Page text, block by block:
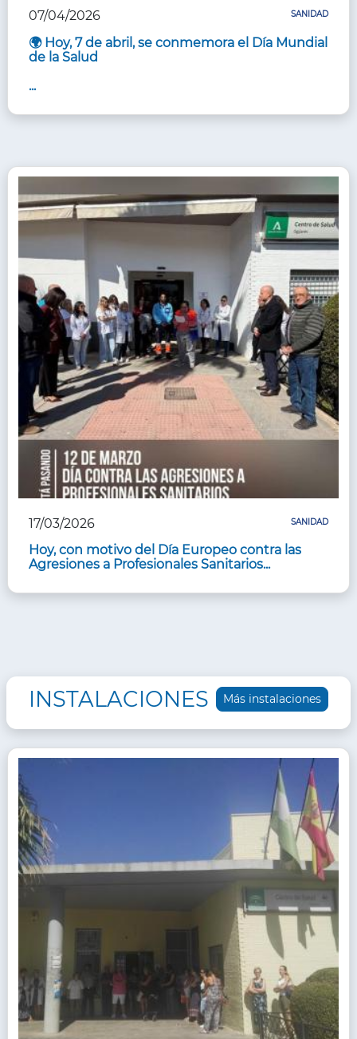
07/04/2026 SANIDAD
🌍 Hoy, 7 de abril, se conmemora el Día Mundial
de la Salud
...
17/03/2026 SANIDAD
Hoy, con motivo del Día Europeo contra las
Agresiones a Profesionales Sanitarios...
INSTALACIONES Más instalaciones